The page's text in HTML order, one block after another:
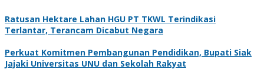
Ratusan Hektare Lahan HGU PT TKWL Terindikasi
Terlantar, Terancam Dicabut Negara
Perkuat Komitmen Pembangunan Pendidikan, Bupati Siak
Jajaki Universitas UNU dan Sekolah Rakyat